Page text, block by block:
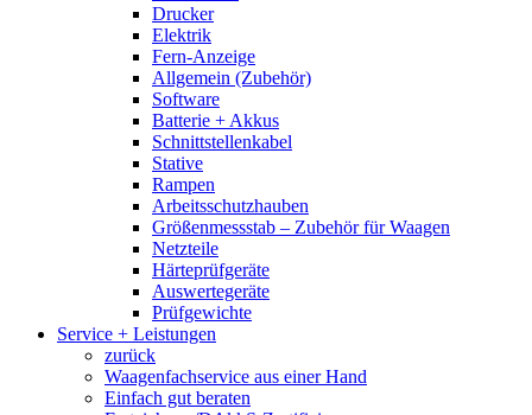
Drucker
Elektrik
Fern-Anzeige
Allgemein (Zubehör)
Software
Batterie + Akkus
Schnittstellenkabel
Stative
Rampen
Arbeitsschutzhauben
Größenmessstab – Zubehör für Waagen
Netzteile
Härteprüfgeräte
Auswertegeräte
Prüfgewichte
Service + Leistungen
zurück
Waagenfachservice aus einer Hand
Einfach gut beraten